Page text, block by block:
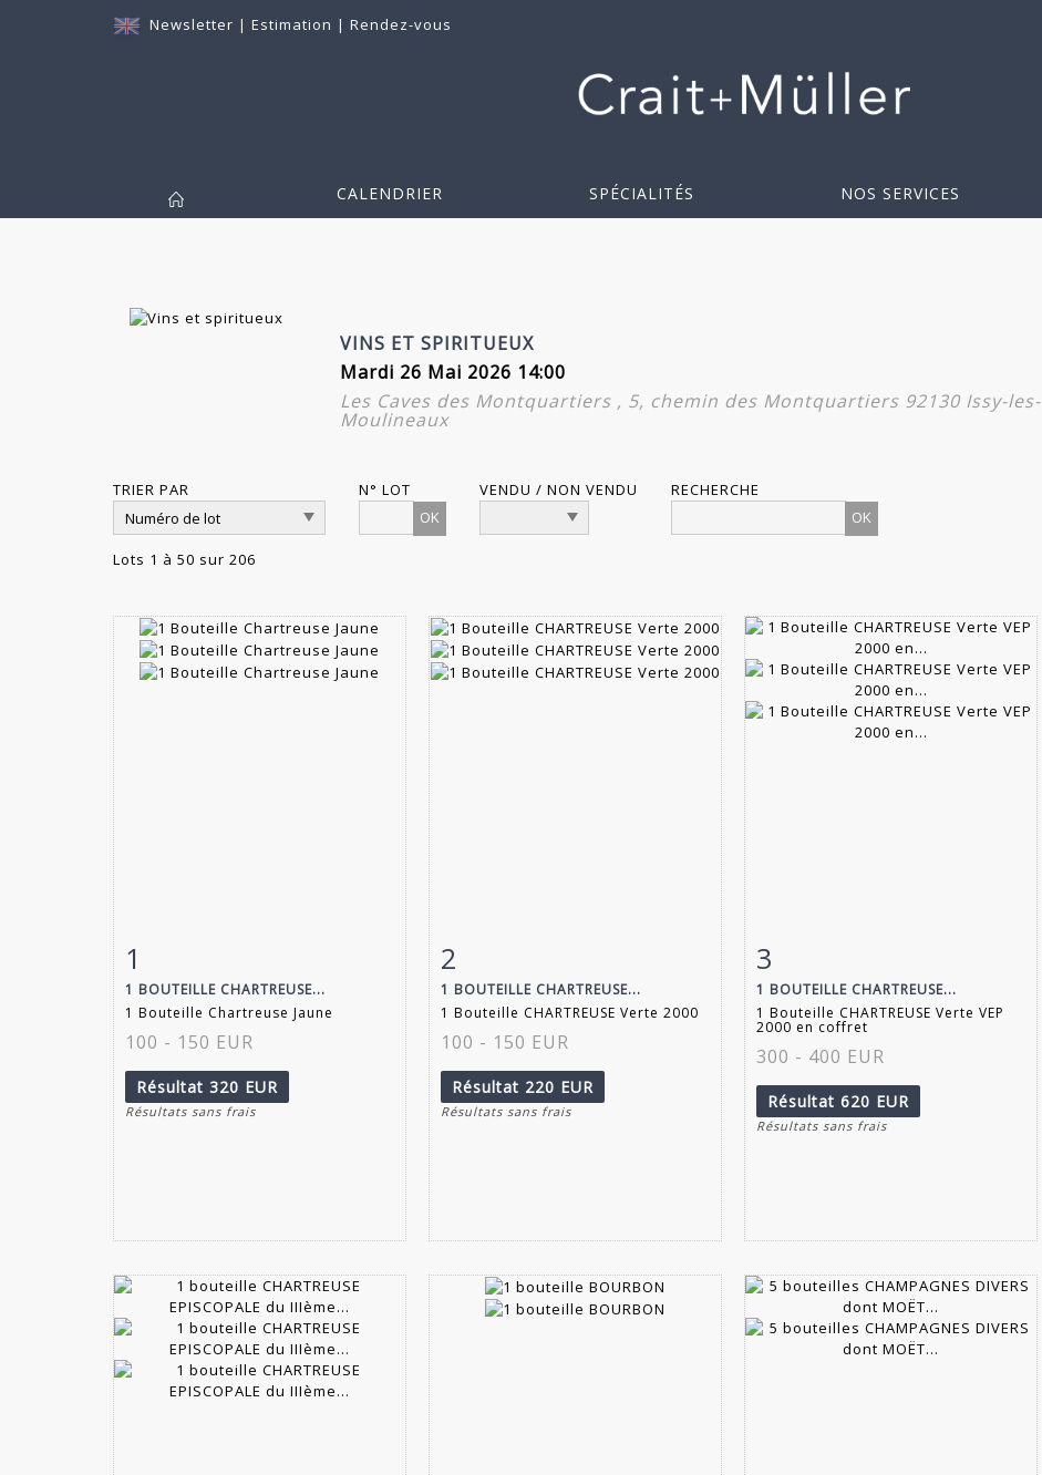
Newsletter | Estimation | Rendez-vous
CALENDRIER SPÉCIALITÉS NOS SERVICES
VINS ET SPIRITUEUX
Mardi 26 Mai 2026 14:00
Les Caves des Montquartiers , 5, chemin des Montquartiers 92130 Issy-les-
Moulineaux
TRIER PAR
N° LOT
OK
VENDU / NON VENDU RECHERCHE
Lots 1 à 50 sur 206
1
1 BOUTEILLE CHARTREUSE...
1 Bouteille Chartreuse Jaune
100 - 150 EUR
Résultat 320 EUR
Résultats sans frais
Fiche détaillée
2
1 BOUTEILLE CHARTREUSE...
1 Bouteille CHARTREUSE Verte 2000
100 - 150 EUR
Résultat 220 EUR
Résultats sans frais
Fiche détaillée
3
1 BOUTEILLE CHARTREUSE...
1 Bouteille CHARTREUSE Verte VEP
2000 en coffret
300 - 400 EUR
Résultat 620 EUR
Résultats sans frais